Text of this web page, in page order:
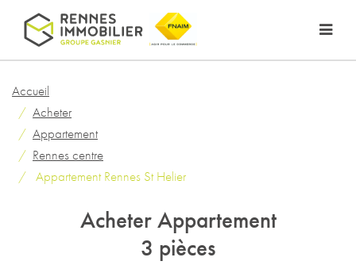
Accueil
Acheter
Appartement
Rennes centre
Appartement Rennes St Helier
Acheter Appartement
3 pièces